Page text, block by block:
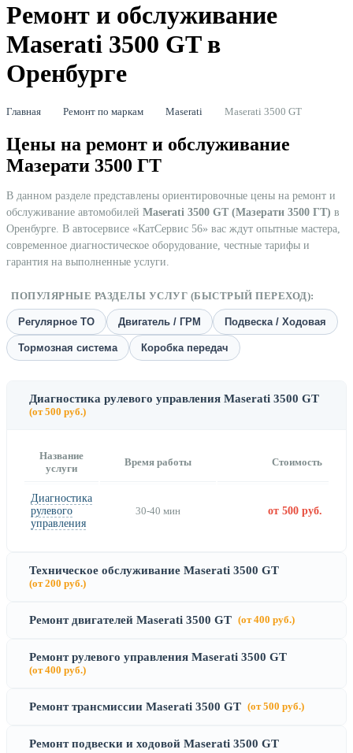
Ремонт и обслуживание
Maserati 3500 GT в
Оренбурге
Главная Ремонт по маркам Maserati Maserati 3500 GT
Цены на ремонт и обслуживание
Мазерати 3500 ГТ
В данном разделе представлены ориентировочные цены на ремонт и
обслуживание автомобилей Maserati 3500 GT (Мазерати 3500 ГТ) в
Оренбурге. В автосервисе «КатСервис 56» вас ждут опытные мастера,
современное диагностическое оборудование, честные тарифы и
гарантия на выполненные услуги.
ПОПУЛЯРНЫЕ РАЗДЕЛЫ УСЛУГ (БЫСТРЫЙ ПЕРЕХОД):
Регулярное ТО Двигатель / ГРМ Подвеска / Ходовая
Тормозная система Коробка передач
Диагностика рулевого управления Maserati 3500 GT
(от 500 руб.)
Название
услуги
Время работы Стоимость
Диагностика
рулевого
управления
30-40 мин от 500 руб.
Техническое обслуживание Maserati 3500 GT
(от 200 руб.)
Ремонт двигателей Maserati 3500 GT (от 400 руб.)
Ремонт рулевого управления Maserati 3500 GT
(от 400 руб.)
Ремонт трансмиссии Maserati 3500 GT (от 500 руб.)
Ремонт подвески и ходовой Maserati 3500 GT